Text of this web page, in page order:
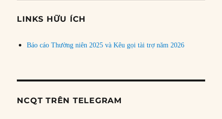
đề
LINKS HỮU ÍCH
Báo cáo Thường niên 2025 và Kêu gọi tài trợ năm 2026
NCQT TRÊN TELEGRAM